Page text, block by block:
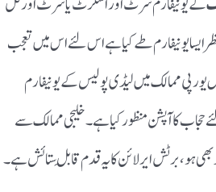
یونیفارم طے کیا ہے اس لئے اس میں تعجب
ممالک میں لیڈی پولیس کے یونیفارم
کا آپشن منظور کیا ہے۔‌ خلیجی ممالک سے
ہو ، برٹش ایر لائن کا یہ قدم قابلِ ستائش ہے۔